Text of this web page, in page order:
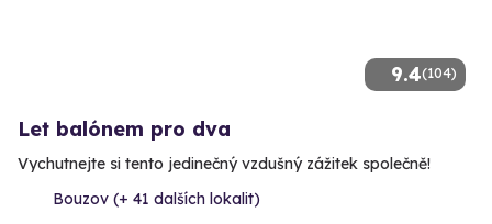
9.4(104)
Let balónem pro dva
Vychutnejte si tento jedinečný vzdušný zážitek společně!
Bouzov (+ 41 dalších lokalit)